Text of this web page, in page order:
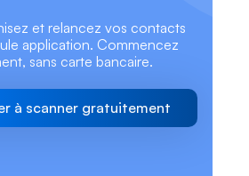
et relancez vos contacts
application. Commencez
sans carte bancaire.
à scanner gratuitement